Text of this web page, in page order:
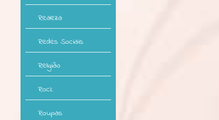
Realeza
Redes Sociais
Religião
Rock
Roupas